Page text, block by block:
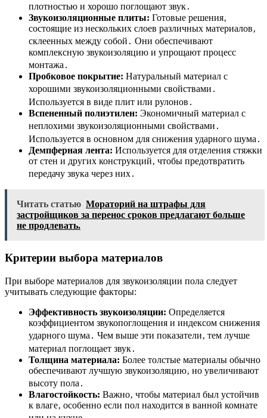
плотностью и хорошо поглощают звук․
Звукоизоляционные плиты: Готовые решения‚
состоящие из нескольких слоев различных материалов‚
склеенных между собой․ Они обеспечивают
комплексную звукоизоляцию и упрощают процесс
монтажа․
Пробковое покрытие: Натуральный материал с
хорошими звукоизоляционными свойствами․
Используется в виде плит или рулонов․
Вспененный полиэтилен: Экономичный материал с
неплохими звукоизоляционными свойствами․
Используется в основном для снижения ударного шума․
Демпферная лента: Используется для отделения стяжки
от стен и других конструкций‚ чтобы предотвратить
передачу звука через них․
Читать статью Мораторий на штрафы для
застройщиков за перенос сроков предлагают больше
не продлевать.
Критерии выбора материалов
При выборе материалов для звукоизоляции пола следует
учитывать следующие факторы:
Эффективность звукоизоляции: Определяется
коэффициентом звукопоглощения и индексом снижения
ударного шума․ Чем выше эти показатели‚ тем лучше
материал поглощает звук․
Толщина материала: Более толстые материалы обычно
обеспечивают лучшую звукоизоляцию‚ но увеличивают
высоту пола․
Влагостойкость: Важно‚ чтобы материал был устойчив
к влаге‚ особенно если пол находится в ванной комнате